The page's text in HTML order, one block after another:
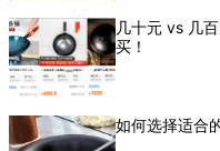
几十元 vs 几
买！
如何选择适合